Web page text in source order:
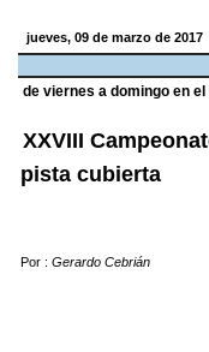
jueves, 09 de marzo de 2017
de viernes a domingo en
XXVIII
pista cubierta
Por : Gerardo Cebrián